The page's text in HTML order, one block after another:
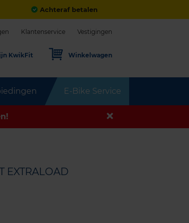
Achteraf betalen
E-Bike Service
Klantenservice Vestigingen
KwikFit Winkelwagen
EXTRALOAD